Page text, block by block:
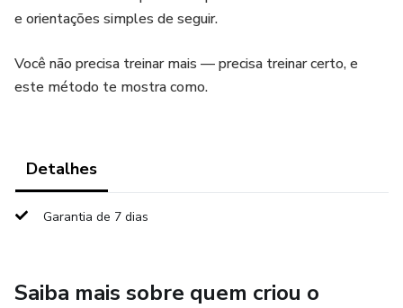
e orientações simples de seguir.
Você não precisa treinar mais — precisa treinar certo, e
este método te mostra como.
Detalhes
Garantia de 7 dias
Saiba mais sobre quem criou o